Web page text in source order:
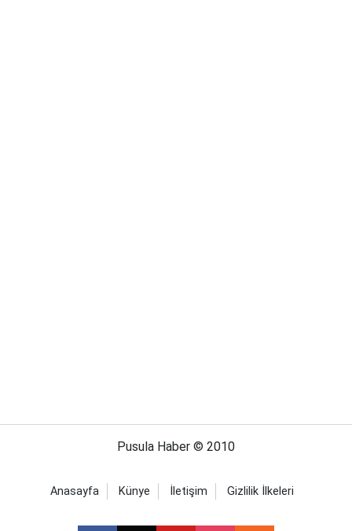
Pusula Haber © 2010
Anasayfa Künye İletişim Gizlilik İlkeleri